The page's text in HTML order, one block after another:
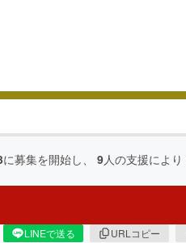
に募集を開始し、 9人の支援により
LINEで送る URLコピー